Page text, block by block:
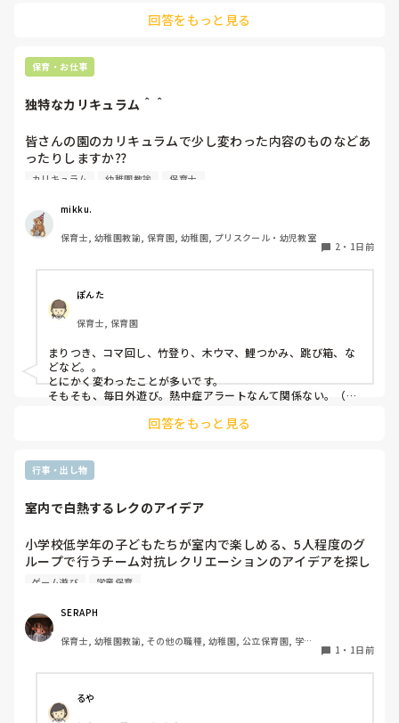
回答をもっと見る
保育・お仕事
独特なカリキュラム＾＾
皆さんの園のカリキュラムで少し変わった内容のものなどあ
ったりしますか⁇
のみ）・乾布摩擦（年中組以上児が体育の時間に体操服の上
から行っています）があります。
♪
カリキュラム 幼稚園教諭 保育士
mikku.
保育士, 幼稚園教諭, 保育園, 幼稚園, プリスクール・幼児教室
2 ・ 1日前
ぽんた
保育士, 保育園
まりつき、コマ回し、竹登り、木ウマ、鯉つかみ、跳び箱、な
どなど。。
とにかく変わったことが多いです。
そもそも、毎日外遊び。熱中症アラートなんて関係ない。（日
回答をもっと見る
行事・出し物
室内で白熱するレクのアイデア
小学校低学年の子どもたちが室内で楽しめる、5人程度のグ
ループで行うチーム対抗レクリエーションのアイデアを探し
ています。今回は夏休みの特別イベントとして実施するた
るものを探しています。現場の準備に手間がかかりすぎず、
子どもたちが夢中になれるおすすめのゲームがあればぜひ教
えてください。
ゲーム遊び 学童保育
SERAPH
保育士, 幼稚園教諭, その他の職種, 幼稚園, 公立保育園, 学童
1 ・ 1日前
るや